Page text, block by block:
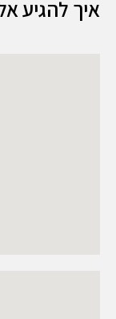
איך להגיע